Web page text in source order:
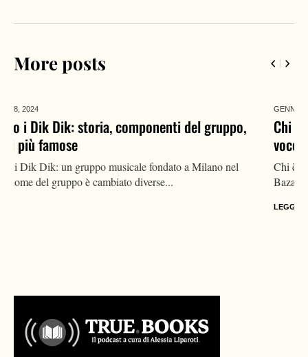
More posts
GENNAIO 21,
Chi è oggi Silvia Mezzanotte, vita privata dell’ex
voce dei Matia Bazar: compagno, canzoni, malattia
Chi è oggi Silvia Mezzanotte, nota cantante ed ex voce dei Matia
Bazar. Una vita nel mondo della musica, si...